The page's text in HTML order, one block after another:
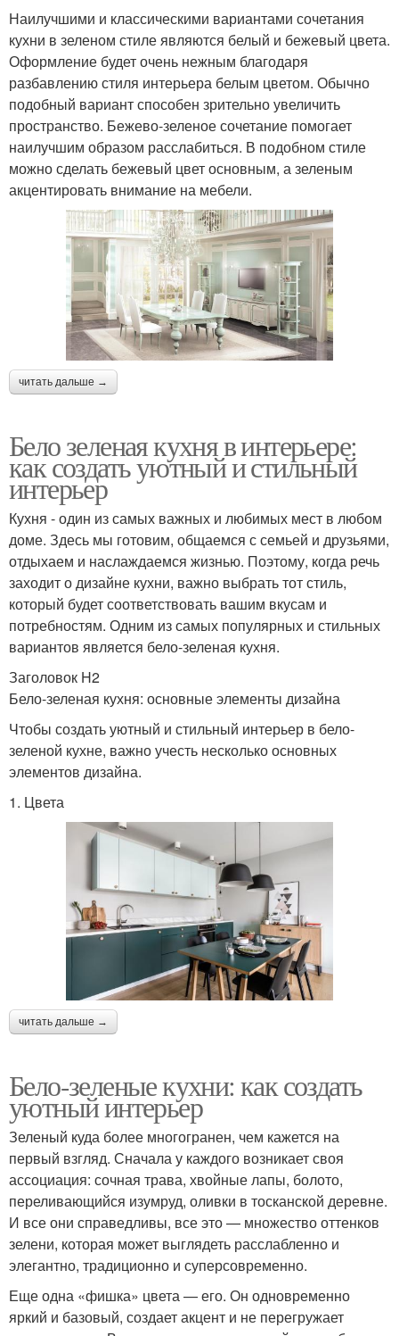
Наилучшими и классическими вариантами сочетания
кухни в зеленом стиле являются белый и бежевый цвета.
Оформление будет очень нежным благодаря
разбавлению стиля интерьера белым цветом. Обычно
подобный вариант способен зрительно увеличить
пространство. Бежево-зеленое сочетание помогает
наилучшим образом расслабиться. В подобном стиле
можно сделать бежевый цвет основным, а зеленым
акцентировать внимание на мебели.
читать дальше →
Бело зеленая кухня в интерьере:
как создать уютный и стильный
интерьер
Кухня - один из самых важных и любимых мест в любом
доме. Здесь мы готовим, общаемся с семьей и друзьями,
отдыхаем и наслаждаемся жизнью. Поэтому, когда речь
заходит о дизайне кухни, важно выбрать тот стиль,
который будет соответствовать вашим вкусам и
потребностям. Одним из самых популярных и стильных
вариантов является бело-зеленая кухня.
Заголовок H2
Бело-зеленая кухня: основные элементы дизайна
Чтобы создать уютный и стильный интерьер в бело-
зеленой кухне, важно учесть несколько основных
элементов дизайна.
1. Цвета
читать дальше →
Бело-зеленые кухни: как создать
уютный интерьер
Зеленый куда более многогранен, чем кажется на
первый взгляд. Сначала у каждого возникает своя
ассоциация: сочная трава, хвойные лапы, болото,
переливающийся изумруд, оливки в тосканской деревне.
И все они справедливы, все это — множество оттенков
зелени, которая может выглядеть расслабленно и
элегантно, традиционно и суперсовременно.
Еще одна «фишка» цвета — его. Он одновременно
яркий и базовый, создает акцент и не перегружает